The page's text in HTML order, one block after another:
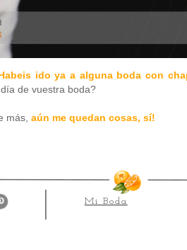
ido ya a alguna boda con
de vuestra boda?
más, aún me quedan cosas, sí!
Mi Boda